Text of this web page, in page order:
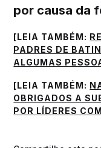
por causa da
[LEIA TAMBÉM:
PADRES DE
ALGUMAS
[LEIA TAMBÉM:
OBRIGADOS A
POR LÍDERES